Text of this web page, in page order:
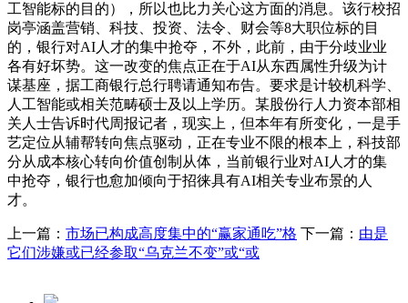
工智能标的目的），所以也比力关心这方面的消息。该行校招
岗亭涵盖营销、科技、投资、法令、财会等8大职位标的目
的，银行对AI人才的集中抢夺，不外，此前，由于分歧业业
各有好坏势。这一改变的焦点正在于AI从东西属性升级为计
谋基座，据工商银行总行聘请通知布告。要求是计较机科学、
人工智能或相关范畴硕士及以上学历。某股份行人力资本部相
关人士告诉时代周报记者，现实上，但本年有所变化，一是手
艺定位从辅帮转向焦点驱动，正在专业不限的根本上，科技部
分从成本核心转向价值创制从体，当前银行业对AI人才的集
中抢夺，银行也愈加倾向于招徕具有AI相关专业布景的人
才。
上一篇： 市场已构成高度集中的“赢家通吃”格 下一篇： 由是
它们涉嫌或已经参取“乌克兰不变”或“或